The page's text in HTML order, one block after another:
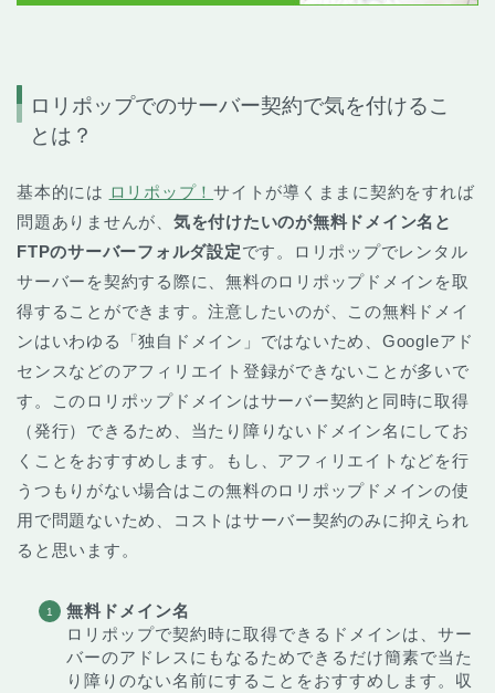
ロリポップでのサーバー契約で気を付けるこ
とは？
基本的には ロリポップ！サイトが導くままに契約をすれば
問題ありませんが、 気を付けたいのが無料ドメイン名と
FTPのサーバーフォルダ設定です。ロリポップでレンタル
サーバーを契約する際に、無料のロリポップドメインを取
得することができます。注意したいのが、この無料ドメイ
ンはいわゆる「独自ドメイン」ではないため、Googleアド
センスなどのアフィリエイト登録ができないことが多いで
す。このロリポップドメインはサーバー契約と同時に取得
（発行）できるため、当たり障りないドメイン名にしてお
くことをおすすめします。もし、アフィリエイトなどを行
うつもりがない場合はこの無料のロリポップドメインの使
用で問題ないため、コストはサーバー契約のみに抑えられ
ると思います。
無料ドメイン名
ロリポップで契約時に取得できるドメインは、サー
バーのアドレスにもなるためできるだけ簡素で当た
り障りのない名前にすることをおすすめします。収